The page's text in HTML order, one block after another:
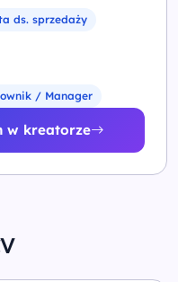
ds. sprzedaży
/ Manager
w kreatorze